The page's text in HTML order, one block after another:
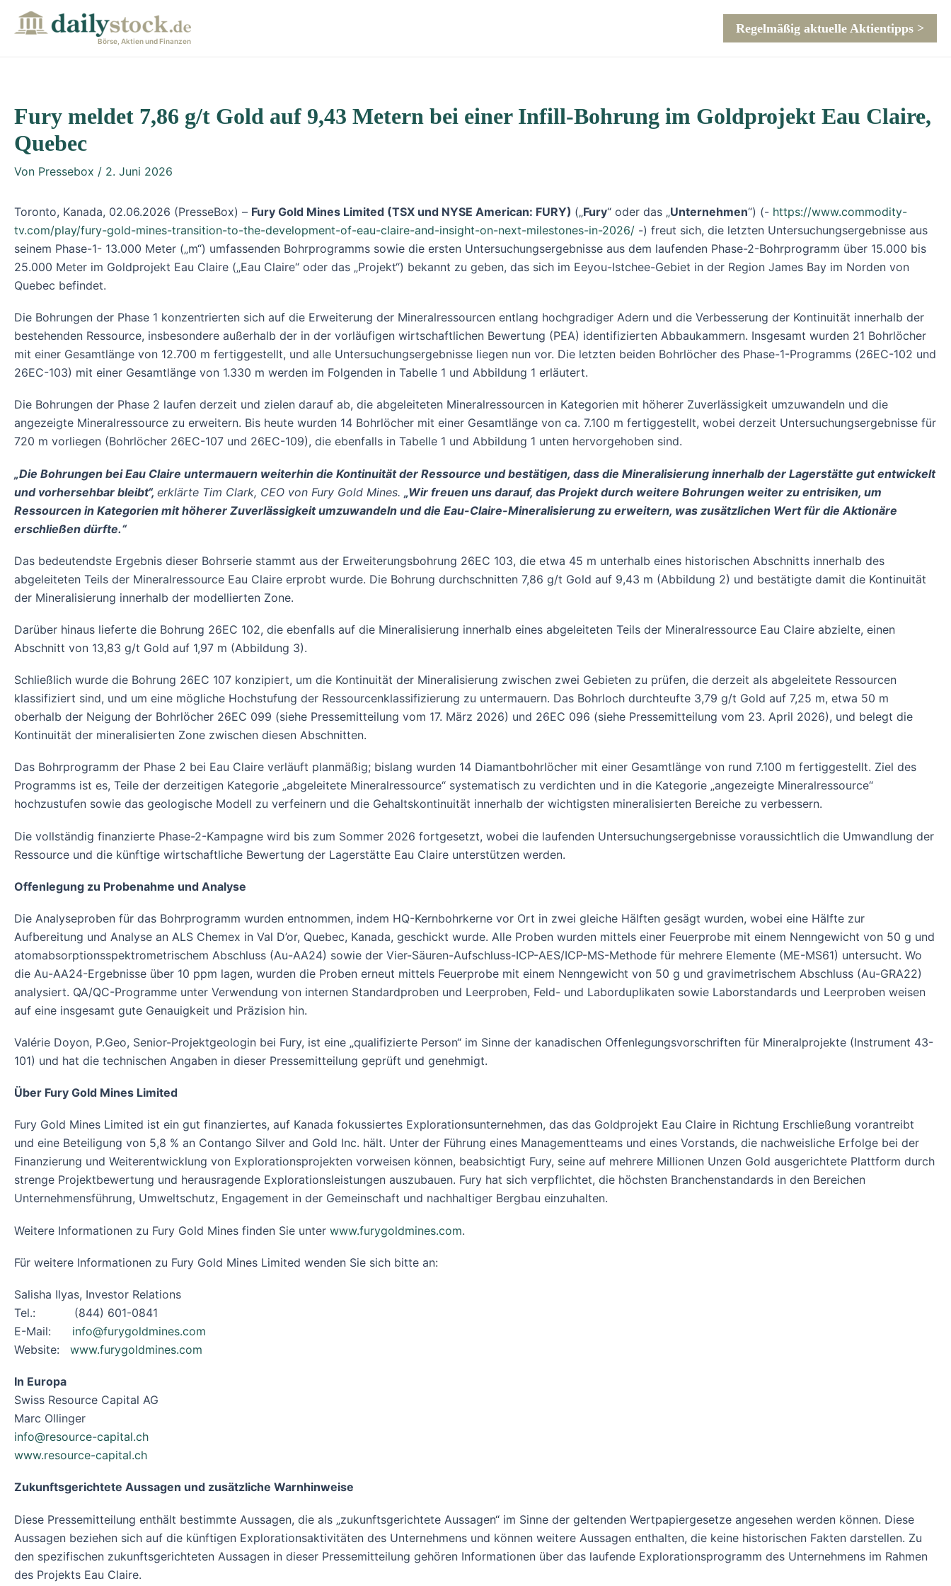
Inhalt
Börse, Aktien und Finanzen
Regelmäßig aktuelle Aktientipps >
Fury meldet 7,86 g/t Gold auf 9,43 Metern bei einer Infill-Bohrung im Goldprojekt Eau Claire,
Quebec
Von Pressebox / 2. Juni 2026
Toronto, Kanada, 02.06.2026 (PresseBox) – Fury Gold Mines Limited (TSX und NYSE American: FURY) („Fury“ oder das „Unternehmen“) (- https://www.commodity-
tv.com/play/fury-gold-mines-transition-to-the-development-of-eau-claire-and-insight-on-next-milestones-in-2026/ -) freut sich, die letzten Untersuchungsergebnisse aus
seinem Phase-1- 13.000 Meter („m“) umfassenden Bohrprogramms sowie die ersten Untersuchungsergebnisse aus dem laufenden Phase-2-Bohrprogramm über 15.000 bis
25.000 Meter im Goldprojekt Eau Claire („Eau Claire“ oder das „Projekt“) bekannt zu geben, das sich im Eeyou-Istchee-Gebiet in der Region James Bay im Norden von
Quebec befindet.
Die Bohrungen der Phase 1 konzentrierten sich auf die Erweiterung der Mineralressourcen entlang hochgradiger Adern und die Verbesserung der Kontinuität innerhalb der
bestehenden Ressource, insbesondere außerhalb der in der vorläufigen wirtschaftlichen Bewertung (PEA) identifizierten Abbaukammern. Insgesamt wurden 21 Bohrlöcher
mit einer Gesamtlänge von 12.700 m fertiggestellt, und alle Untersuchungsergebnisse liegen nun vor. Die letzten beiden Bohrlöcher des Phase-1-Programms (26EC-102 und
26EC-103) mit einer Gesamtlänge von 1.330 m werden im Folgenden in Tabelle 1 und Abbildung 1 erläutert.
Die Bohrungen der Phase 2 laufen derzeit und zielen darauf ab, die abgeleiteten Mineralressourcen in Kategorien mit höherer Zuverlässigkeit umzuwandeln und die
angezeigte Mineralressource zu erweitern. Bis heute wurden 14 Bohrlöcher mit einer Gesamtlänge von ca. 7.100 m fertiggestellt, wobei derzeit Untersuchungsergebnisse für
720 m vorliegen (Bohrlöcher 26EC-107 und 26EC-109), die ebenfalls in Tabelle 1 und Abbildung 1 unten hervorgehoben sind.
„Die Bohrungen bei Eau Claire untermauern weiterhin die Kontinuität der Ressource und bestätigen, dass die Mineralisierung innerhalb der Lagerstätte gut entwickelt
und vorhersehbar bleibt“, erklärte Tim Clark, CEO von Fury Gold Mines. „Wir freuen uns darauf, das Projekt durch weitere Bohrungen weiter zu entrisiken, um
Ressourcen in Kategorien mit höherer Zuverlässigkeit umzuwandeln und die Eau-Claire-Mineralisierung zu erweitern, was zusätzlichen Wert für die Aktionäre
erschließen dürfte.“
Das bedeutendste Ergebnis dieser Bohrserie stammt aus der Erweiterungsbohrung 26EC 103, die etwa 45 m unterhalb eines historischen Abschnitts innerhalb des
abgeleiteten Teils der Mineralressource Eau Claire erprobt wurde. Die Bohrung durchschnitten 7,86 g/t Gold auf 9,43 m (Abbildung 2) und bestätigte damit die Kontinuität
der Mineralisierung innerhalb der modellierten Zone.
Darüber hinaus lieferte die Bohrung 26EC 102, die ebenfalls auf die Mineralisierung innerhalb eines abgeleiteten Teils der Mineralressource Eau Claire abzielte, einen
Abschnitt von 13,83 g/t Gold auf 1,97 m (Abbildung 3).
Schließlich wurde die Bohrung 26EC 107 konzipiert, um die Kontinuität der Mineralisierung zwischen zwei Gebieten zu prüfen, die derzeit als abgeleitete Ressourcen
klassifiziert sind, und um eine mögliche Hochstufung der Ressourcenklassifizierung zu untermauern. Das Bohrloch durchteufte 3,79 g/t Gold auf 7,25 m, etwa 50 m
oberhalb der Neigung der Bohrlöcher 26EC 099 (siehe Pressemitteilung vom 17. März 2026) und 26EC 096 (siehe Pressemitteilung vom 23. April 2026), und belegt die
Kontinuität der mineralisierten Zone zwischen diesen Abschnitten.
Das Bohrprogramm der Phase 2 bei Eau Claire verläuft planmäßig; bislang wurden 14 Diamantbohrlöcher mit einer Gesamtlänge von rund 7.100 m fertiggestellt. Ziel des
Programms ist es, Teile der derzeitigen Kategorie „abgeleitete Mineralressource“ systematisch zu verdichten und in die Kategorie „angezeigte Mineralressource“
hochzustufen sowie das geologische Modell zu verfeinern und die Gehaltskontinuität innerhalb der wichtigsten mineralisierten Bereiche zu verbessern.
Die vollständig finanzierte Phase-2-Kampagne wird bis zum Sommer 2026 fortgesetzt, wobei die laufenden Untersuchungsergebnisse voraussichtlich die Umwandlung der
Ressource und die künftige wirtschaftliche Bewertung der Lagerstätte Eau Claire unterstützen werden.
Offenlegung zu Probenahme und Analyse
Die Analyseproben für das Bohrprogramm wurden entnommen, indem HQ-Kernbohrkerne vor Ort in zwei gleiche Hälften gesägt wurden, wobei eine Hälfte zur
Aufbereitung und Analyse an ALS Chemex in Val D’or, Quebec, Kanada, geschickt wurde. Alle Proben wurden mittels einer Feuerprobe mit einem Nenngewicht von 50 g und
atomabsorptionsspektrometrischem Abschluss (Au-AA24) sowie der Vier-Säuren-Aufschluss-ICP-AES/ICP-MS-Methode für mehrere Elemente (ME-MS61) untersucht. Wo
die Au-AA24-Ergebnisse über 10 ppm lagen, wurden die Proben erneut mittels Feuerprobe mit einem Nenngewicht von 50 g und gravimetrischem Abschluss (Au-GRA22)
analysiert. QA/QC-Programme unter Verwendung von internen Standardproben und Leerproben, Feld- und Laborduplikaten sowie Laborstandards und Leerproben weisen
auf eine insgesamt gute Genauigkeit und Präzision hin.
Valérie Doyon, P.Geo, Senior-Projektgeologin bei Fury, ist eine „qualifizierte Person“ im Sinne der kanadischen Offenlegungsvorschriften für Mineralprojekte (Instrument 43-
101) und hat die technischen Angaben in dieser Pressemitteilung geprüft und genehmigt.
Über Fury Gold Mines Limited
Fury Gold Mines Limited ist ein gut finanziertes, auf Kanada fokussiertes Explorationsunternehmen, das das Goldprojekt Eau Claire in Richtung Erschließung vorantreibt
und eine Beteiligung von 5,8 % an Contango Silver and Gold Inc. hält. Unter der Führung eines Managementteams und eines Vorstands, die nachweisliche Erfolge bei der
Finanzierung und Weiterentwicklung von Explorationsprojekten vorweisen können, beabsichtigt Fury, seine auf mehrere Millionen Unzen Gold ausgerichtete Plattform durch
strenge Projektbewertung und herausragende Explorationsleistungen auszubauen. Fury hat sich verpflichtet, die höchsten Branchenstandards in den Bereichen
Unternehmensführung, Umweltschutz, Engagement in der Gemeinschaft und nachhaltiger Bergbau einzuhalten.
Weitere Informationen zu Fury Gold Mines finden Sie unter www.furygoldmines.com.
Für weitere Informationen zu Fury Gold Mines Limited wenden Sie sich bitte an:
Salisha Ilyas, Investor Relations
Tel.: (844) 601-0841
E-Mail: info@furygoldmines.com
Website: www.furygoldmines.com
In Europa
Swiss Resource Capital AG
Marc Ollinger
info@resource-capital.ch
www.resource-capital.ch
Zukunftsgerichtete Aussagen und zusätzliche Warnhinweise
Diese Pressemitteilung enthält bestimmte Aussagen, die als „zukunftsgerichtete Aussagen“ im Sinne der geltenden Wertpapiergesetze angesehen werden können. Diese
Aussagen beziehen sich auf die künftigen Explorationsaktivitäten des Unternehmens und können weitere Aussagen enthalten, die keine historischen Fakten darstellen. Zu
den spezifischen zukunftsgerichteten Aussagen in dieser Pressemitteilung gehören Informationen über das laufende Explorationsprogramm des Unternehmens im Rahmen
des Projekts Eau Claire.
navigation